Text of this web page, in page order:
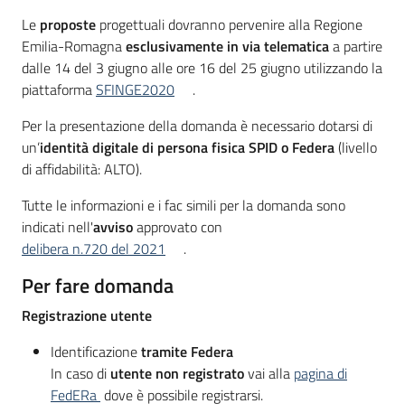
Le proposte progettuali dovranno pervenire alla Regione
Emilia-Romagnaesclusivamente in via telematicaa partire
dalle 14 del 3 giugno alle ore 16 del 25 giugno utilizzando la
piattaformaSFINGE2020
.
Per la presentazione della domanda è necessario dotarsi di
un’identità digitale di persona fisica SPID o Federa(livello
di affidabilità: ALTO).
Tutte le informazioni e i fac simili per la domanda sono
indicati nell'avvisoapprovato con
delibera n.720 del 2021
.
Per fare domanda
Registrazione utente
Identificazionetramite Federa
In caso di utente non registratovai alla pagina di
FedERa dove è possibile registrarsi.